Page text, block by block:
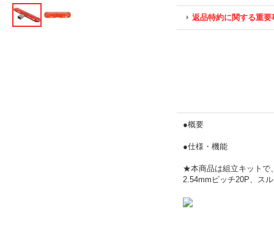
返品特約に関する重要
●概要
●仕様・機能
★本商品は組立キットで
2.54mmピッチ20P、ス